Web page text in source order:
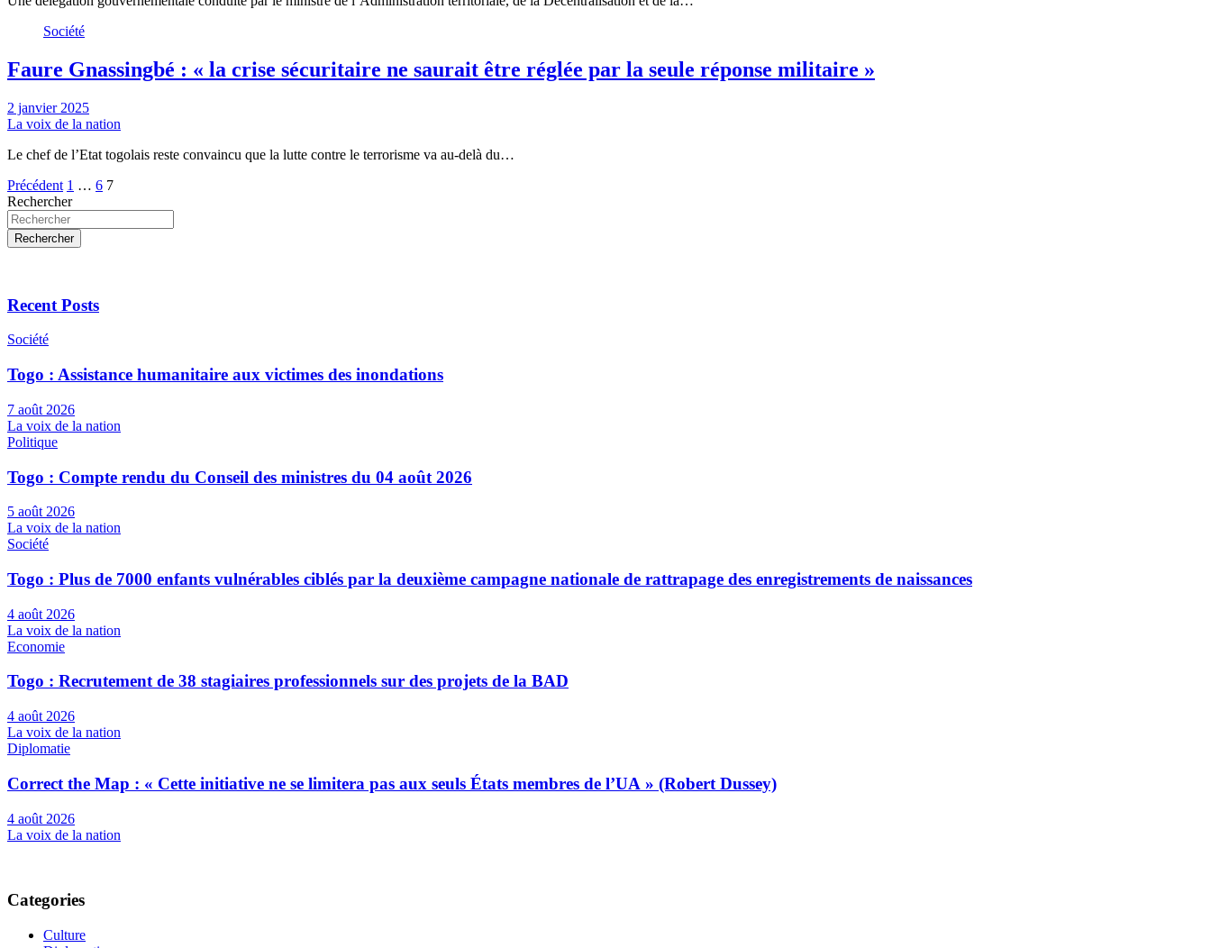
Société
Faure Gnassingbé : « la crise sécuritaire ne saurait être réglée par la seule réponse militaire »
2 janvier 2025
La voix de la nation
Le chef de l’Etat togolais reste convaincu que la lutte contre le terrorisme va au-delà du…
Pagination
des
publications
Précédent 1 … 6 7
Rechercher
Rechercher
Recent Posts
Société
Togo : Assistance humanitaire aux victimes des inondations
7 août 2026
La voix de la nation
Politique
Togo : Compte rendu du Conseil des ministres du 04 août 2026
5 août 2026
La voix de la nation
Société
Togo : Plus de 7000 enfants vulnérables ciblés par la deuxième campagne nationale de rattrapage des enregistrements de naissances
4 août 2026
La voix de la nation
Economie
Togo : Recrutement de 38 stagiaires professionnels sur des projets de la BAD
4 août 2026
La voix de la nation
Diplomatie
Correct the Map : « Cette initiative ne se limitera pas aux seuls États membres de l’UA » (Robert Dussey)
4 août 2026
La voix de la nation
Categories
Culture